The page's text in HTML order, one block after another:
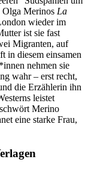
Olga Merinos La
wieder im
ist sie fast
Migranten, auf
in diesem einsamen
nehmen sie
wahr – erst recht,
die Erzählerin ihn
leistet
Merino
eine starke Frau,